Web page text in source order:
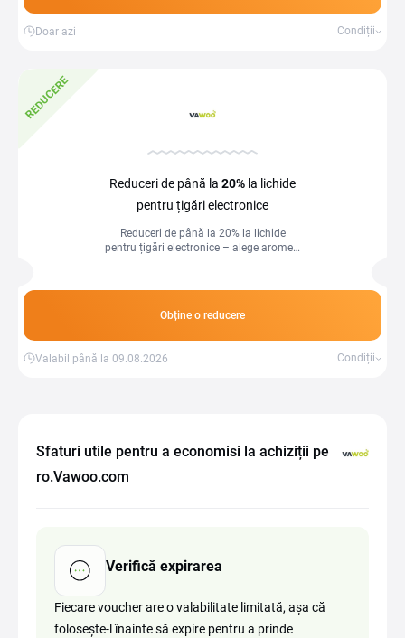
Doar azi Condiții
REDUCERE
Reduceri de până la 20% la lichide
pentru țigări electronice
Reduceri de până la 20% la lichide
pentru țigări electronice – alege aromele
Obține o reducere
Valabil până la 09.08.2026 Condiții
Sfaturi utile pentru a economisi la achiziții pe
ro.Vawoo.com
Verifică expirarea
Fiecare voucher are o valabilitate limitată, așa că
folosește-l înainte să expire pentru a prinde